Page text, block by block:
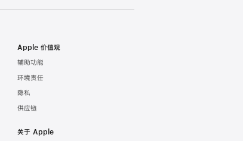
Apple 价值观
辅助功能
环境责任
隐私
供应链
关于 Apple